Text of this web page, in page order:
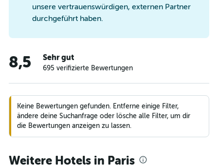
unsere vertrauenswürdigen, externen Partner
durchgeführt haben.
8,5 Sehr gut
695 verifizierte Bewertungen
Keine Bewertungen gefunden. Entferne einige Filter,
ändere deine Suchanfrage oder lösche alle Filter, um dir
die Bewertungen anzeigen zu lassen.
Weitere Hotels in Paris